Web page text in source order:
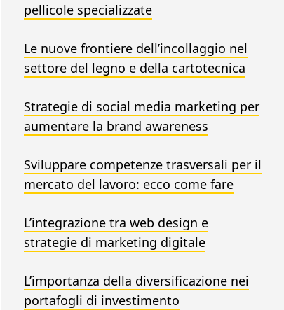
pellicole specializzate
Le nuove frontiere dell’incollaggio nel
settore del legno e della cartotecnica
Strategie di social media marketing per
aumentare la brand awareness
Sviluppare competenze trasversali per il
mercato del lavoro: ecco come fare
L’integrazione tra web design e
strategie di marketing digitale
L’importanza della diversificazione nei
portafogli di investimento